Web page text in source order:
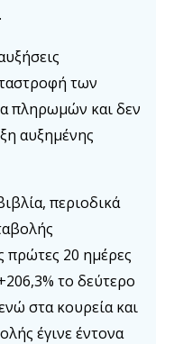
των
πληρωμών και δεν
αυξημένης
περιοδικά
πρώτες 20 ημέρες
το δεύτερο
στα κουρεία και
έγινε έντονα